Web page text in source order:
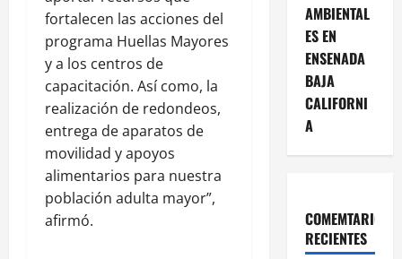
fortalecen las acciones del
programa Huellas Mayores
y a los centros de
capacitación. Así como, la
realización de redondeos,
entrega de aparatos de
movilidad y apoyos
alimentarios para nuestra
población adulta mayor”,
afirmó.
AMBIENTAL
ES EN
ENSENADA
BAJA
CALIFORNI
A
COMEMTARIOS
RECIENTES